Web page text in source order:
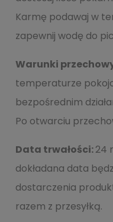
Karmę podawaj w
zapewnij wodę do
Warunki
temperaturze
bezpośrednim
Po otwarciu
Data trwałości:24
dokładana data
dostarczenia
razem z przesyłką.